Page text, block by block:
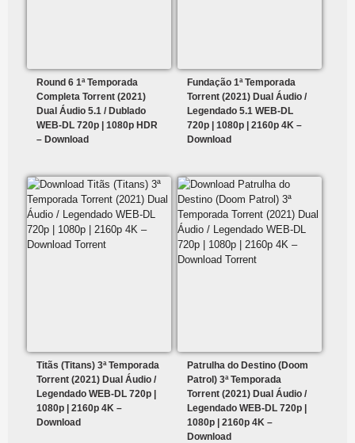
Round 6 1ª Temporada
Completa Torrent (2021)
Dual Áudio 5.1 / Dublado
WEB-DL 720p | 1080p HDR
– Download
Fundação 1ª Temporada
Torrent (2021) Dual Áudio /
Legendado 5.1 WEB-DL
720p | 1080p | 2160p 4K –
Download
Titãs (Titans) 3ª Temporada
Torrent (2021) Dual Áudio /
Legendado WEB-DL 720p |
1080p | 2160p 4K –
Download
Patrulha do Destino (Doom
Patrol) 3ª Temporada
Torrent (2021) Dual Áudio /
Legendado WEB-DL 720p |
1080p | 2160p 4K –
Download